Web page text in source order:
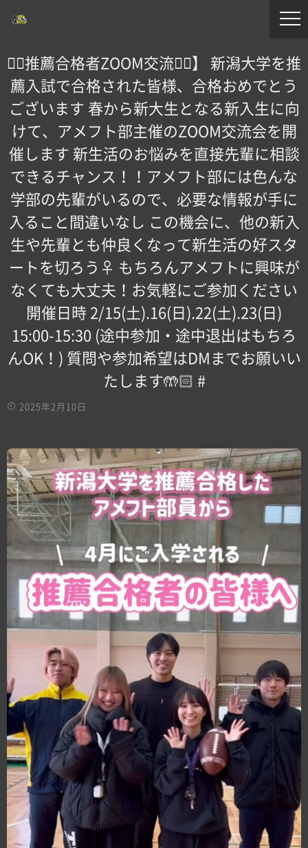
【🏻推薦合格者ZOOM交流会🏻】 新潟大学を推
薦入試で合格された皆様、合格おめでとう
ございます 春から新大生となる新入生に向
けて、アメフト部主催のZOOM交流会を開
催します 新生活のお悩みを直接先輩に相談
できるチャンス！！アメフト部には色んな
学部の先輩がいるので、必要な情報が手に
入ること間違いなし️ この機会に、他の新入
生や先輩とも仲良くなって新生活の好スタ
ートを切ろう‍♀️ もちろんアメフトに興味が
なくても大丈夫！お気軽にご参加ください
開催日時️ 2/15(土).16(日).22(土).23(日)
15:00-15:30 (途中参加・途中退出はもちろ
んOK！) 質問や参加希望はDMまでお願いい
たします🤲🏻 #
2025年2月10日